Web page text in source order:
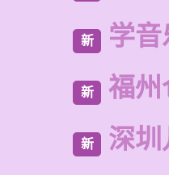
新 学
新 福州
新 深圳